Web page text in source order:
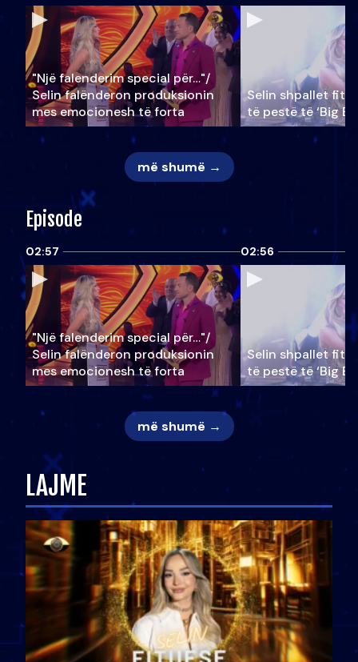
"Një falenderim special për…"/
Selin falënderon produksionin
mes emocionesh të forta
Selin shpallet
të pestë të ‘Big
më shumë →
Episode
02:57
"Një falenderim special për…"/
Selin falënderon produksionin
mes emocionesh të forta
02:56
Selin shpallet
të pestë të ‘Big
më shumë →
LAJME